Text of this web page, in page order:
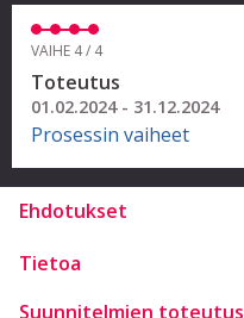
VAIHE 4 / 4
Toteutus
01.02.2024 - 31.12.2024
Prosessin vaiheet
Ehdotukset
Tietoa
Suunnitelmien toteutus